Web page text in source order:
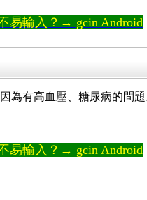
易輸入？→ gcin Android
因為有高血壓、糖尿病的問
易輸入？→ gcin Android